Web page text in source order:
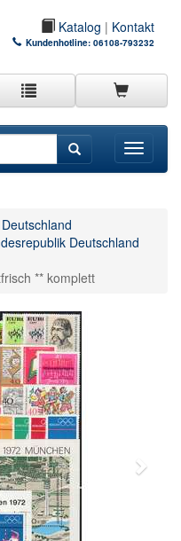
Katalog | Kontakt
Kundenhotline: 06108-793232
Toggle
Deutschland
Deutschland
** komplett